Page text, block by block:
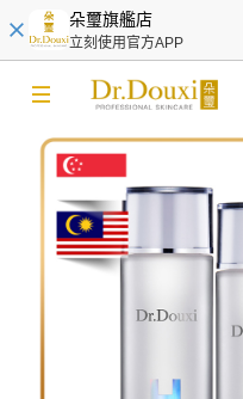
朵璽旗艦店
立刻使用官方APP